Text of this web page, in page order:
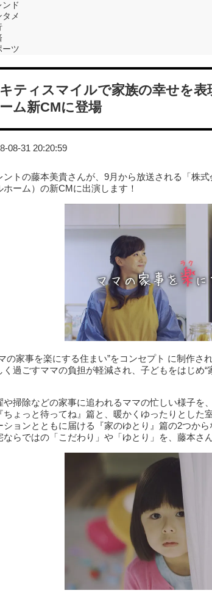
ンド
タメ
ーツ
ティスマイルで家族の幸せを
ム新CMに登場
08-31 20:20:59
ントの藤本美貴さんが、9月から放送される「株
ホーム）の新CMに出演します！
の家事を楽にする住まい”をコンセプト に制作さ
く過ごすママの負担が軽減され、子どもをはじめ
や掃除などの家事に追われるママの忙しい様子を
ちょっと待ってね』篇と、暖かくゆったりとした
ションとともに届ける『家のゆとり』篇の2つか
ならではの「こだわり」や「ゆとり」を、藤本さ